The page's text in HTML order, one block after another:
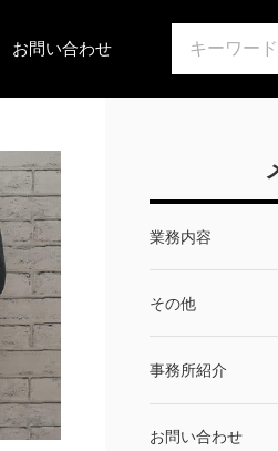
お問い合わせ
業務内容
その他
事務所紹介
お問い合わせ